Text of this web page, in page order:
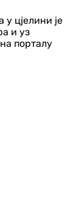
у цјелини је
и уз
порталу